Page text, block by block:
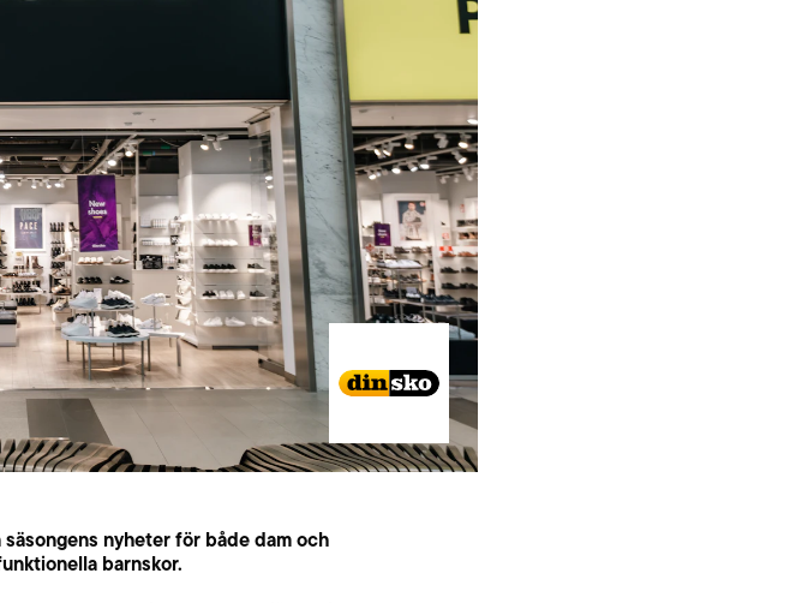
nyheter för både dam och
barnskor.